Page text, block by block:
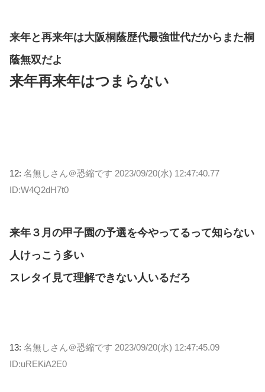
来年と再来年は大阪桐蔭歴代最強世代だからまた桐
蔭無双だよ
来年再来年はつまらない
12: 名無しさん＠恐縮です 2023/09/20(水) 12:47:40.77
ID:W4Q2dH7t0
来年３月の甲子園の予選を今やってるって知らない
人けっこう多い
スレタイ見て理解できない人いるだろ
13: 名無しさん＠恐縮です 2023/09/20(水) 12:47:45.09
ID:uREKiA2E0